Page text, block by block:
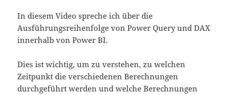
In diesem Video spreche ich über die
Ausführungsreihenfolge von Power Query und DAX
innerhalb von Power BI.
Dies ist wichtig, um zu verstehen, zu welchen
Zeitpunkt die verschiedenen Berechnungen
durchgeführt werden und welche Berechnungen